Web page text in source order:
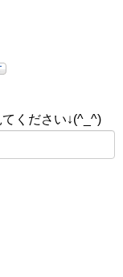
ください↓(^_^)